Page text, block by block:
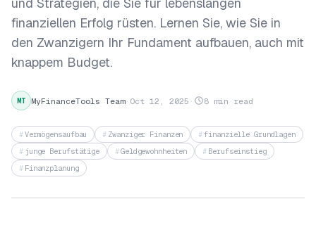
finanziellen Erfolg rüsten. Lernen Sie, wie Sie in
den Zwanzigern Ihr Fundament aufbauen, auch mit
knappem Budget.
MT MyFinanceTools Team· Oct 12, 2025 · 8 min read
Vermögensaufbau Zwanziger Finanzen
finanzielle Grundlagen
junge Berufstätige
Geldgewohnheiten
Berufseinstieg
Finanzplanung